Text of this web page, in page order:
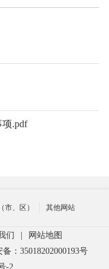
.pdf
市、区） 其他网站
们
网站地图
：35018202000193号
-2